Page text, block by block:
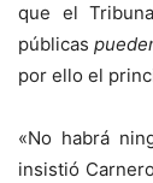
que el
públicas
por ello el
«No habrá
insistió